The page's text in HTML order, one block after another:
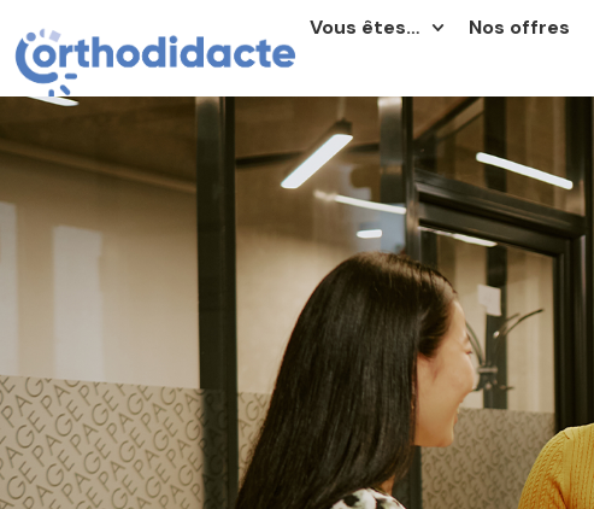
Vous êtes… Nos offres